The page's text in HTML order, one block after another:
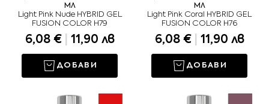
МЛ
Light Pink Nude HYBRID GEL
FUSION COLOR H79
6,08 € 11,90 лв
ДОБАВИ
МЛ
Light Pink Coral HYBRID GEL
FUSION COLOR H76
6,08 € 11,90 лв
ДОБАВИ